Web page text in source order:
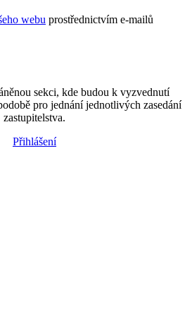
webu prostřednictvím e-mailů
sekci, kde budou k vyzvednutí
pro jednání jednotlivých zasedání
zastupitelstva.
Přihlášení